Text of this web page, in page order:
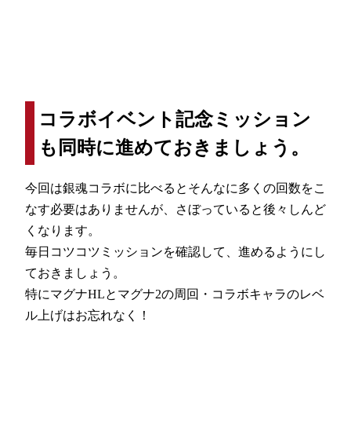
コラボイベント記念ミッション
も同時に進めておきましょう。
今回は銀魂コラボに比べるとそんなに多くの回数をこ
なす必要はありませんが、さぼっていると後々しんど
くなります。
毎日コツコツミッションを確認して、進めるようにし
ておきましょう。
特にマグナHLとマグナ2の周回・コラボキャラのレベ
ル上げはお忘れなく！